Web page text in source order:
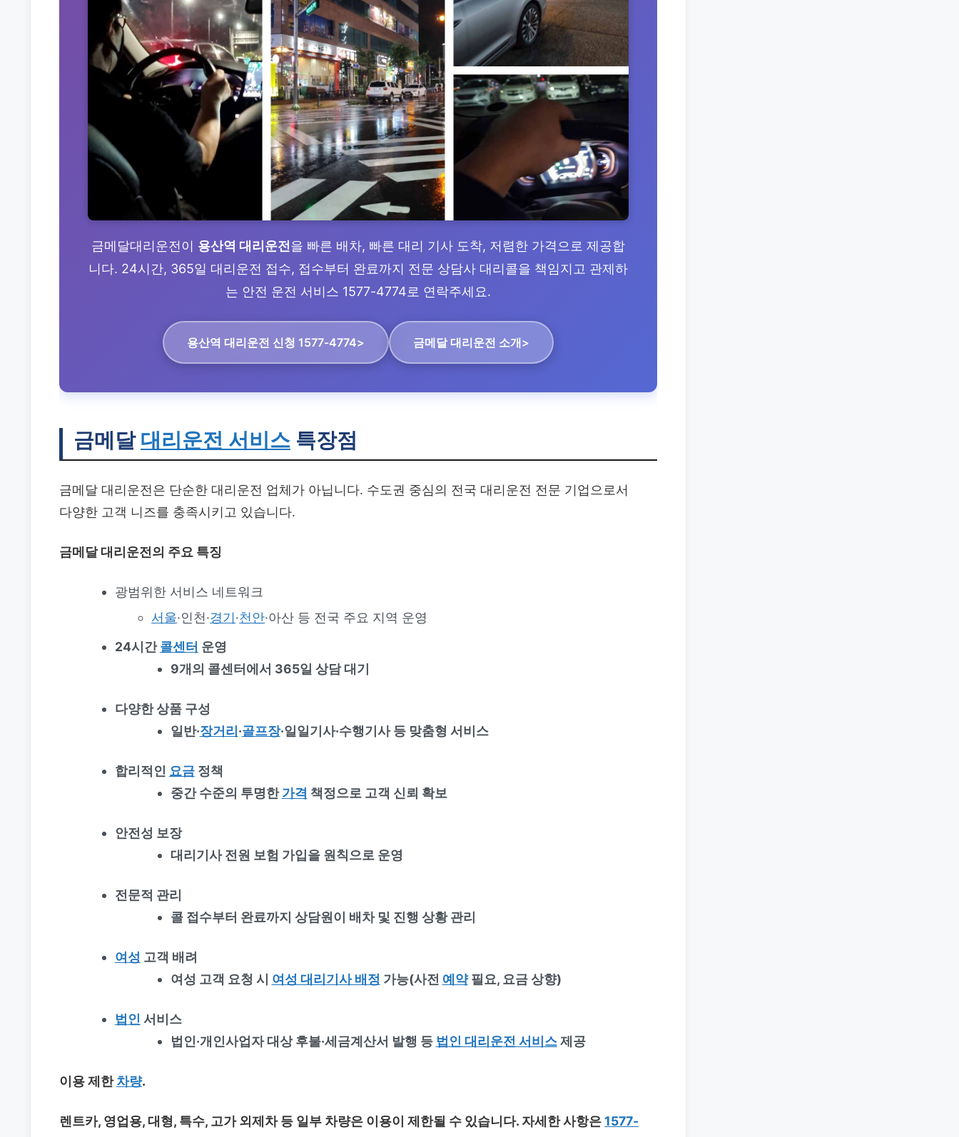
금메달대리운전이 용산역 대리운전 을 빠른 배차, 빠른 대리 기사 도착, 저렴한 가격으로 제공합
니다. 24시간, 365일 대리운전 접수, 접수부터 완료까지 전문 상담사 대리콜을 책임지고 관제하
는 안전 운전 서비스 1577-4774로 연락주세요.
용산역 대리운전 신청 1577-4774> 금메달 대리운전 소개>
금메달 대리운전 서비스 특장점
금메달 대리운전은 단순한 대리운전 업체가 아닙니다. 수도권 중심의 전국 대리운전 전문 기업으로서
다양한 고객 니즈를 충족시키고 있습니다.
금메달 대리운전의 주요 특징
광범위한 서비스 네트워크
서울·인천·경기·천안·아산 등 전국 주요 지역 운영
24시간콜센터 운영
9개의 콜센터에서 365일 상담 대기
다양한 상품 구성
일반·장거리 ·골프장·일일기사·수행기사 등 맞춤형 서비스
합리적인 요금정책
중간 수준의 투명한가격 책정으로 고객 신뢰 확보
안전성 보장
대리기사 전원 보험 가입을 원칙으로 운영
전문적 관리
콜 접수부터 완료까지 상담원이 배차 및 진행 상황 관리
여성 고객 배려
여성 고객 요청 시 여성 대리기사 배정 가능(사전 예약필요, 요금 상향)
법인 서비스
법인·개인사업자 대상 후불·세금계산서 발행 등 법인 대리운전 서비스제공
이용 제한차량.
렌트카, 영업용, 대형, 특수, 고가 외제차 등 일부 차량은 이용이 제한될 수 있습니다. 자세한 사항은1577-